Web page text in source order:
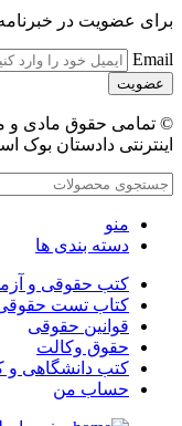
برای عضویت در خبرنامه
Email
© تمامی حقوق مادی و
اینترنتی دادستان بوک
منو
دسته بندی ها
کتب حقوقی و
کتاب تست
قوانین حقوقی
حقوق وکالت
کتب دانشگاهی و
حساب من